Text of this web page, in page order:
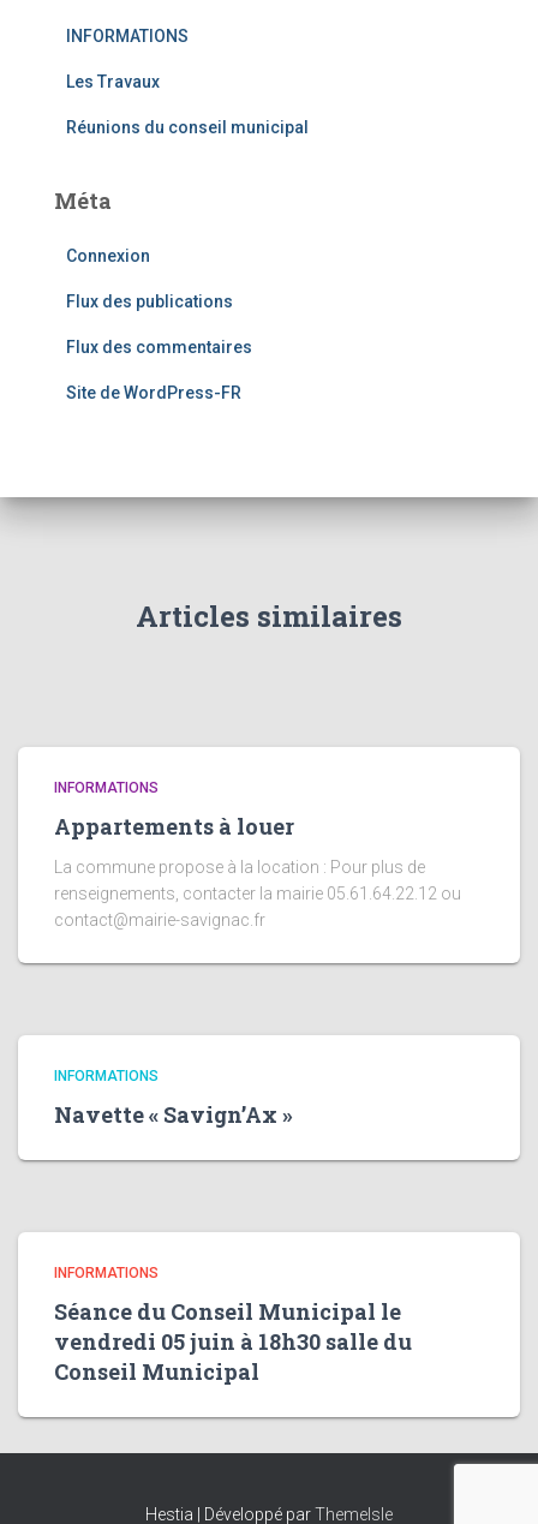
INFORMATIONS
Les Travaux
Réunions du conseil municipal
Méta
Connexion
Flux des publications
Flux des commentaires
Site de WordPress-FR
Articles similaires
INFORMATIONS
Appartements à louer
La commune propose à la location : Pour plus de
renseignements, contacter la mairie 05.61.64.22.12 ou
contact@mairie-savignac.fr
INFORMATIONS
Navette « Savign’Ax »
INFORMATIONS
Séance du Conseil Municipal le
vendredi 05 juin à 18h30 salle du
Conseil Municipal
Hestia | Développé parThemeIsle